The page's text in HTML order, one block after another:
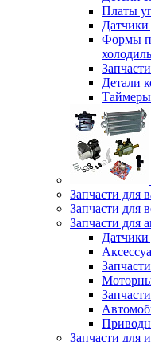
Платы
Датчики
Формы
Детали
Таймеры
Запчасти для
Запчасти для
Запчасти для
Датчики
Запчасти для